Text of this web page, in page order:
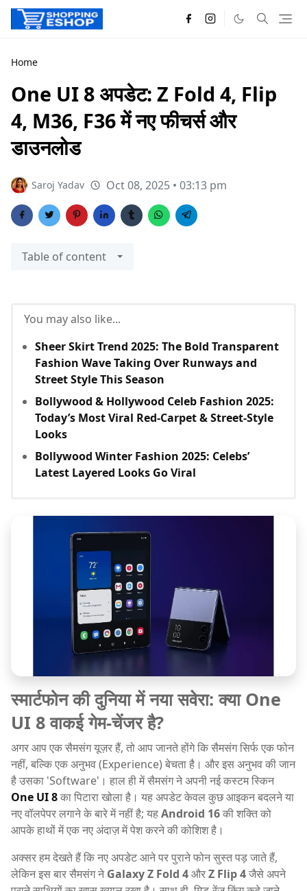
Home
One UI 8 अपडेट: Z Fold 4, Flip
4, M36, F36 में नए फीचर्स और
डाउनलोड
Saroj Yadav Oct 08, 2025 • 03:13 pm
Table of content
You may also like...
Sheer Skirt Trend 2025: The Bold Transparent
Fashion Wave Taking Over Runways and
Street Style This Season
Bollywood & Hollywood Celeb Fashion 2025:
Today’s Most Viral Red-Carpet & Street-Style
Looks
Bollywood Winter Fashion 2025: Celebs’
Latest Layered Looks Go Viral
स्मार्टफोन की दुनिया में नया सवेरा: क्या One
UI 8 वाकई गेम-चेंजर है?
अगर आप एक सैमसंग यूज़र हैं, तो आप जानते होंगे कि सैमसंग सिर्फ एक फोन
नहीं, बल्कि एक अनुभव (Experience) बेचता है। और इस अनुभव की जान
है उसका 'Software'। हाल ही में सैमसंग ने अपनी नई कस्टम स्किन
One UI 8का पिटारा खोला है। यह अपडेट केवल कुछ आइकन बदलने या
नए वॉलपेपर लगाने के बारे में नहीं है; यहAndroid 16की शक्ति को
आपके हाथों में एक नए अंदाज़ में पेश करने की कोशिश है।
अक्सर हम देखते हैं कि नए अपडेट आने पर पुराने फोन सुस्त पड़ जाते हैं,
लेकिन इस बार सैमसंग नेGalaxy Z Fold 4औरZ Flip 4जैसे अपने